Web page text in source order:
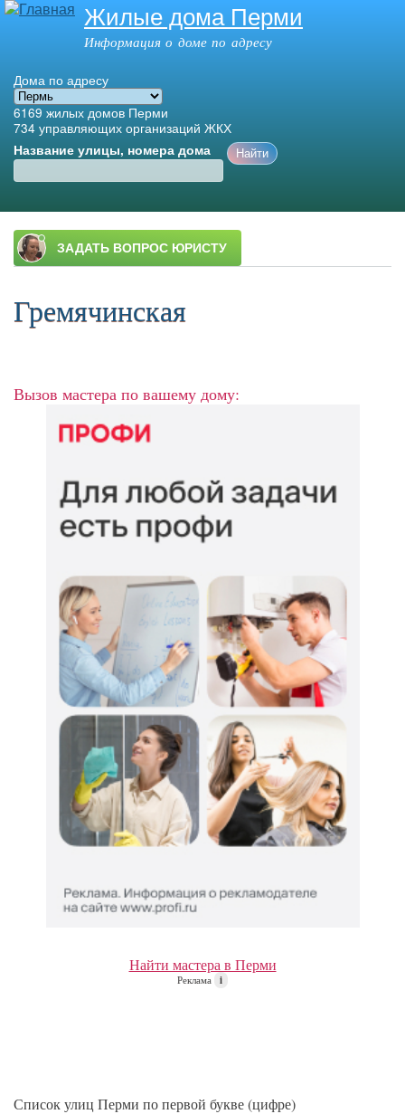
Перейти к
основному
Жилые дома Перми
Информация о доме по адресу
Дома по адресу
6169 жилых домов Перми
734 управляющих организаций ЖКХ
Название улицы, номера дома
Главное меню
Гремячинская
Вызов мастера по вашему дому:
Найти мастера в Перми
Реклама i
Список улиц Перми по первой букве (цифре)